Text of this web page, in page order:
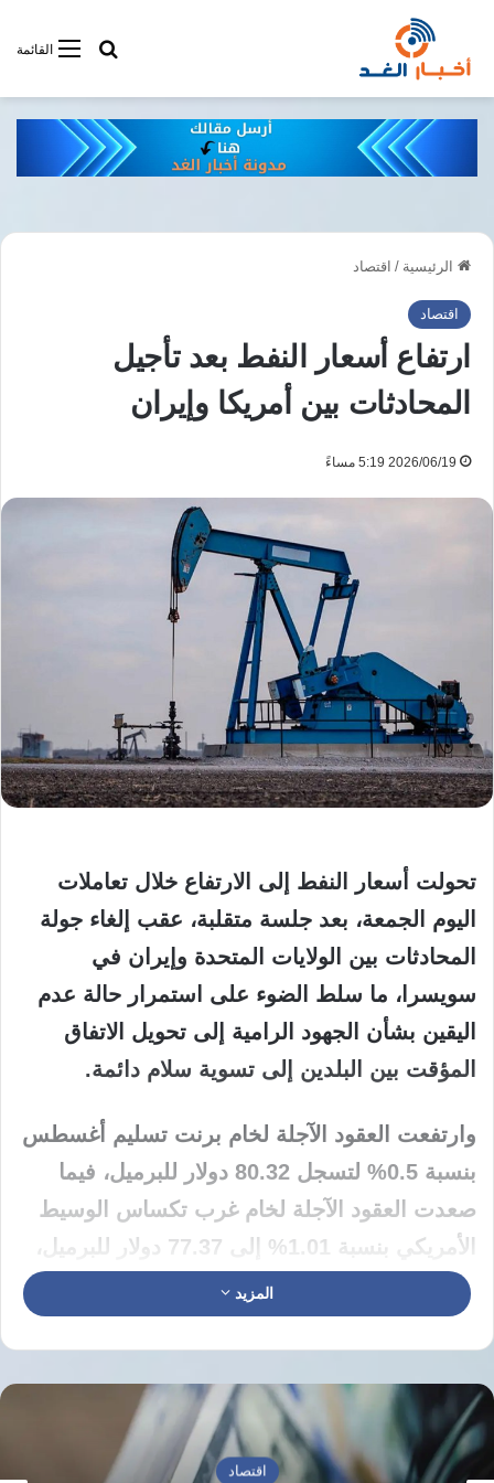
القائمةأبحت فى
الرئيسية / اقتصاد
اقتصاد
ارتفاع أسعار النفط بعد تأجيل
المحادثات بين أمريكا وإيران
2026/06/19 5:19 مساءً
تحولت أسعار النفط إلى الارتفاع خلال تعاملات
اليوم الجمعة، بعد جلسة متقلبة، عقب إلغاء جولة
المحادثات بين الولايات المتحدة وإيران في
سويسرا، ما سلط الضوء على استمرار حالة عدم
اليقين بشأن الجهود الرامية إلى تحويل الاتفاق
المؤقت بين البلدين إلى تسوية سلام دائمة.
وارتفعت العقود الآجلة لخام برنت تسليم أغسطس
بنسبة 0.5% لتسجل 80.32 دولار للبرميل، فيما
صعدت العقود الآجلة لخام غرب تكساس الوسيط
الأمريكي بنسبة 1.01% إلى 77.37 دولار للبرميل،
لتتعافى من خسائرها السابقة.
وتخطى سعر مزيج برنت 80 دولارا للبرميل، ليقلص
تراجعه خلال الأسبوع إلى نحو 8%، بينما اقتربت
عقود خام غرب تكساس الوسيط تسليم أغسطس
من 77 دولارا.
المزيد
اقتصاد